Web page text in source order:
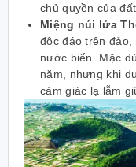
chủ quyền của
Miệng núi lửa
độc đáo trên
nước biển. Mặc
năm, nhưng khi
cảm giác lạ lẫm